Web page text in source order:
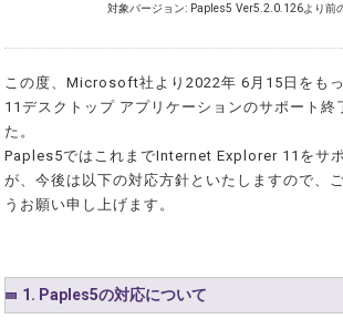
対象バージョン: Paples5 Ver5.2.0.126より前
この度、Microsoft社より2022年 6月15日をも
11デスクトップ アプリケーションのサポート終
た。
Paples5ではこれまでInternet Explorer 11をサ
が、今後は以下の対応方針といたしますので、
うお願い申し上げます。
1. Paples5の対応について